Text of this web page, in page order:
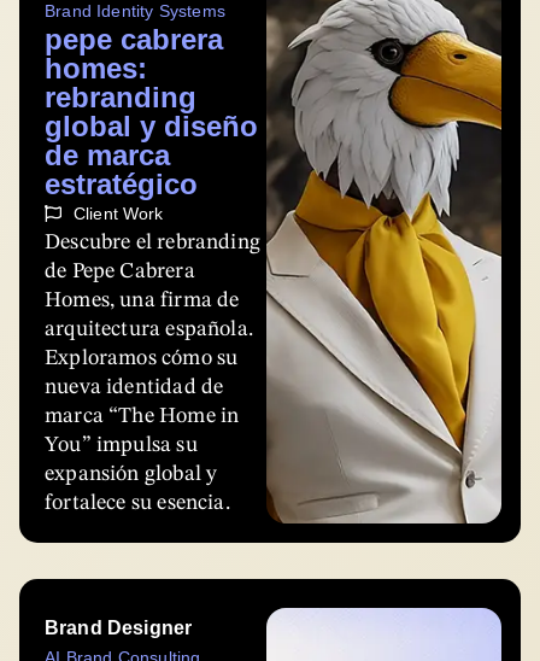
Brand Identity Systems
pepe cabrera
homes:
rebranding
global y diseño
de marca
estratégico
Client Work
Descubre el rebranding
de Pepe Cabrera
Homes, una firma de
arquitectura española.
Exploramos cómo su
nueva identidad de
marca “The Home in
You” impulsa su
expansión global y
fortalece su esencia.
Brand Designer